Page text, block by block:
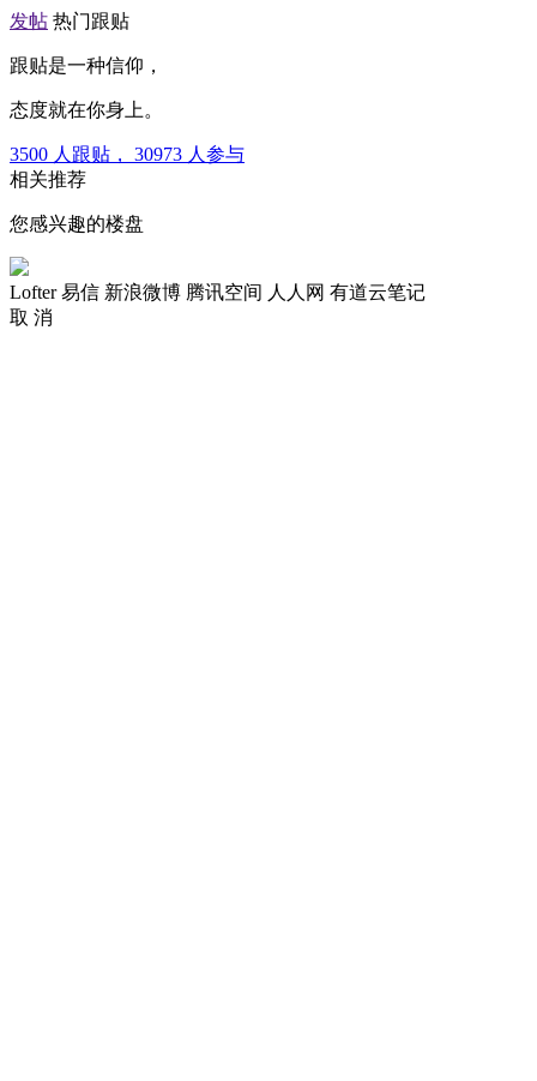
发帖 热门跟贴
跟贴是一种信仰，
态度就在你身上。
3500 人跟贴， 30973 人参与
相关推荐
您感兴趣的楼盘
Lofter 易信 新浪微博 腾讯空间 人人网 有道云笔记
取 消